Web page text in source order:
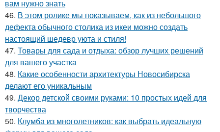
вам нужно знать
46. В этом ролике мы показываем, как из небольшого
дефекта обычного столика из икеи можно создать
настоящий шедевр уюта и стиля!
47. Товары для сада и отдыха: обзор лучших решений
для вашего участка
48. Какие особенности архитектуры Новосибирска
делают его уникальным
49. Декор детской своими руками: 10 простых идей для
творчества
50. Клумба из многолетников: как выбрать идеальную